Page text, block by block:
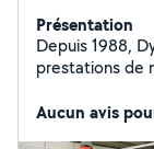
Présentation
Depuis 1988,
prestations de
Nord-Ouest de
Aucun avis